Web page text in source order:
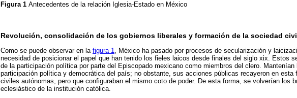
Figura 1 Antecedentes de la relación Iglesia-Estado en México
Revolución, consolidación de los gobiernos liberales y formación de la sociedad
Como se puede observar en la figura 1
, México ha pasado por procesos de secularización y
necesidad de posicionar el papel que han tenido los fieles laicos desde finales del siglo xix. Estos
de la participación política por parte del Episcopado mexicano como miembros del clero. Mantenían
participación política y democrática del país; no obstante, sus acciones públicas recayeron en esta
civiles autónomas, pero que configuraban el mismo coto de poder. De esta forma, se volverían los
eclesiástico de la institución católica.